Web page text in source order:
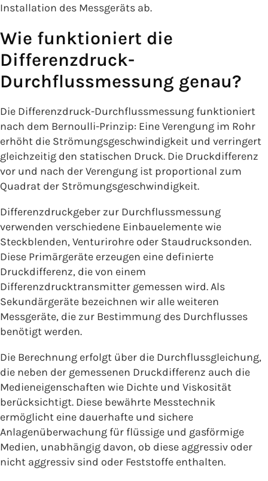
Installation des Messgeräts ab.
Wie funktioniert die
Differenzdruck-
Durchflussmessung genau?
Die Differenzdruck-Durchflussmessung funktioniert
nach dem Bernoulli-Prinzip: Eine Verengung im Rohr
erhöht die Strömungsgeschwindigkeit und verringert
gleichzeitig den statischen Druck. Die Druckdifferenz
vor und nach der Verengung ist proportional zum
Quadrat der Strömungsgeschwindigkeit.
Differenzdruckgeber zur Durchflussmessung
verwenden verschiedene Einbauelemente wie
Steckblenden, Venturirohre oder Staudrucksonden.
Diese Primärgeräte erzeugen eine definierte
Druckdifferenz, die von einem
Differenzdrucktransmitter gemessen wird. Als
Sekundärgeräte bezeichnen wir alle weiteren
Messgeräte, die zur Bestimmung des Durchflusses
benötigt werden.
Die Berechnung erfolgt über die Durchflussgleichung,
die neben der gemessenen Druckdifferenz auch die
Medieneigenschaften wie Dichte und Viskosität
berücksichtigt. Diese bewährte Messtechnik
ermöglicht eine dauerhafte und sichere
Anlagenüberwachung für flüssige und gasförmige
Medien, unabhängig davon, ob diese aggressiv oder
nicht aggressiv sind oder Feststoffe enthalten.